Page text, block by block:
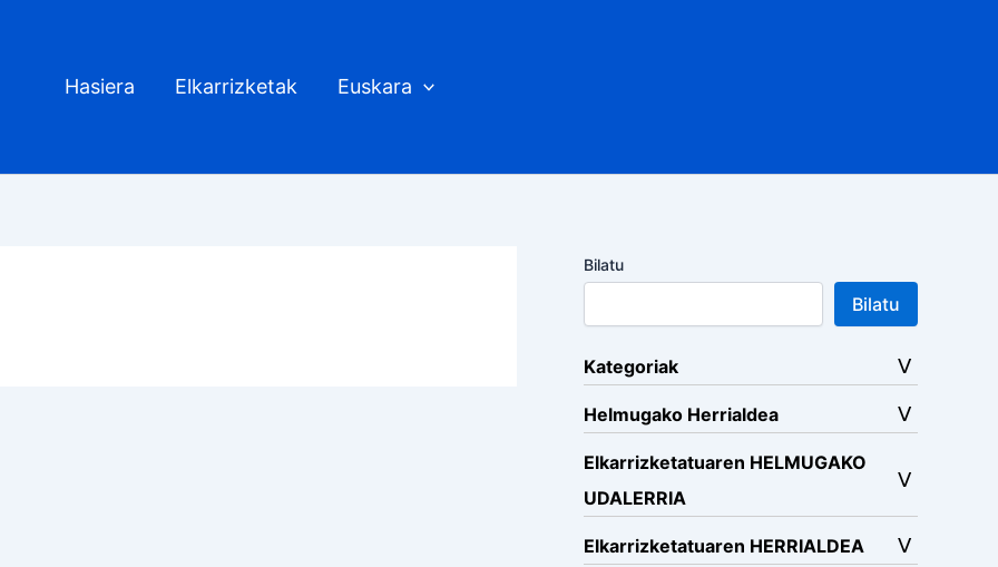
Hasiera Elkarrizketak Euskara
Bilatu
Bilatu
Kategoriak
Helmugako Herrialdea
Elkarrizketatuaren HELMUGAKO
UDALERRIA
Elkarrizketatuaren HERRIALDEA